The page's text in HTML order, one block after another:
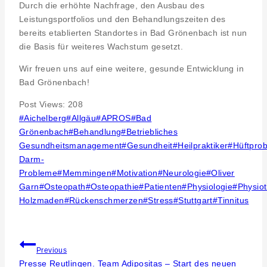
Durch die erhöhte Nachfrage, den Ausbau des
Leistungsportfolios und den Behandlungszeiten des
bereits etablierten Standortes in Bad Grönenbach ist nun
die Basis für weiteres Wachstum gesetzt.
Wir freuen uns auf eine weitere, gesunde Entwicklung in
Bad Grönenbach!
Post Views: 208
Post
Tags:
#Aichelberg#Allgäu#APROS#Bad
Grönenbach#Behandlung#Betriebliches
Gesundheitsmanagement#Gesundheit#Heilpraktiker#
Darm-
Probleme#Memmingen#Motivation#Neurologie#Oliver
Garn#Osteopath#Osteopathie#Patienten#Physiologie#
Holzmaden#Rückenschmerzen#Stress#Stuttgart#Tinnitus
Beitragsnavigation
Previous
Presse Reutlingen. Team Adipositas – Start des neuen